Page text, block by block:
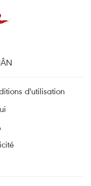
d'utilisation